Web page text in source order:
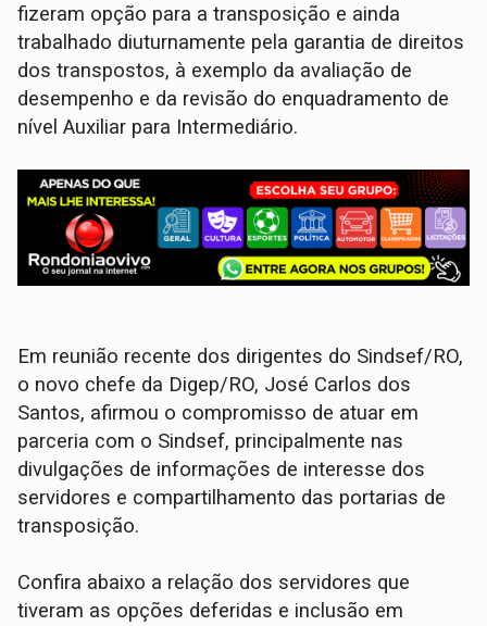
fizeram opção para a transposição e ainda
trabalhado diuturnamente pela garantia de direitos
dos transpostos, à exemplo da avaliação de
desempenho e da revisão do enquadramento de
nível Auxiliar para Intermediário.
Em reunião recente dos dirigentes do Sindsef/RO,
o novo chefe da Digep/RO, José Carlos dos
Santos, afirmou o compromisso de atuar em
parceria com o Sindsef, principalmente nas
divulgações de informações de interesse dos
servidores e compartilhamento das portarias de
transposição.
Confira abaixo a relação dos servidores que
tiveram as opções deferidas e inclusão em